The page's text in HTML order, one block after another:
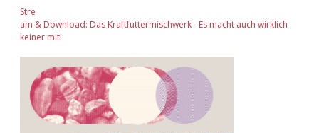
Stre
am & Download: Das Kraftfuttermischwerk - Es macht auch wirklich
keiner mit!